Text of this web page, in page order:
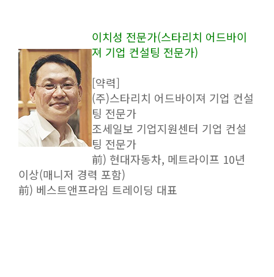
이치성 전문가(스타리치 어드바이
져 기업 컨설팅 전문가)
[약력]
(주)스타리치 어드바이져 기업 컨설
팅 전문가
조세일보 기업지원센터 기업 컨설
팅 전문가
前) 현대자동차, 메트라이프 10년
이상(매니저 경력 포함)
前) 베스트앤프라임 트레이딩 대표